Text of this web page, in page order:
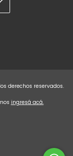
derechos reservados.
ingresá acá.